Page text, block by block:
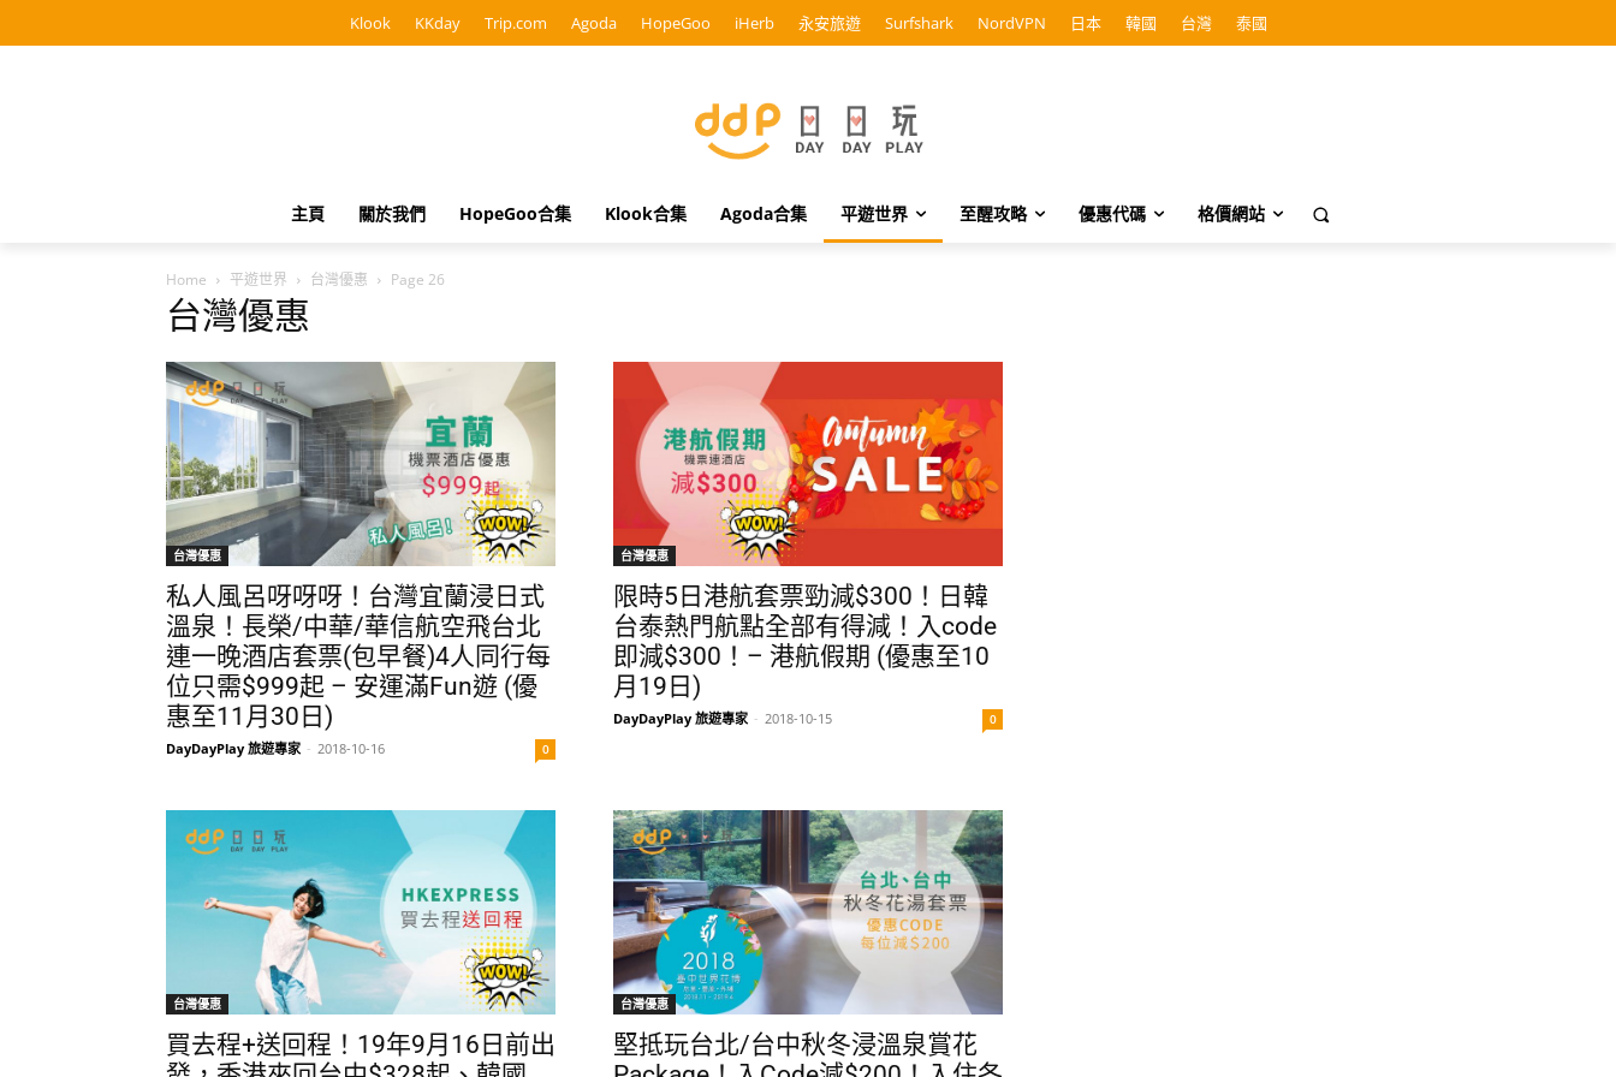
Klook KKday Trip.com Agoda HopeGoo iHerb 永安旅遊 Surfshark NordVPN 日本 韓國 台灣 泰國
主頁 關於我們 HopeGoo合集 Klook合集 Agoda合集 平遊世界 至醒攻略 優惠代碼 格價網站
Home 平遊世界 台灣優惠 Page 26
台灣優惠
台灣優惠
私人風呂呀呀呀！台灣宜蘭浸日式
溫泉！長榮/中華/華信航空飛台北
連一晚酒店套票(包早餐)4人同行每
位只需$999起 – 安運滿Fun遊 (優
惠至11月30日)
DayDayPlay 旅遊專家 - 2018-10-16 0
台灣優惠
限時5日港航套票勁減$300！日韓
台泰熱門航點全部有得減！入code
即減$300！– 港航假期 (優惠至10
月19日)
DayDayPlay 旅遊專家 - 2018-10-15 0
台灣優惠
買去程+送回程！19年9月16日前出
台灣優惠
堅抵玩台北/台中秋冬浸溫泉賞花